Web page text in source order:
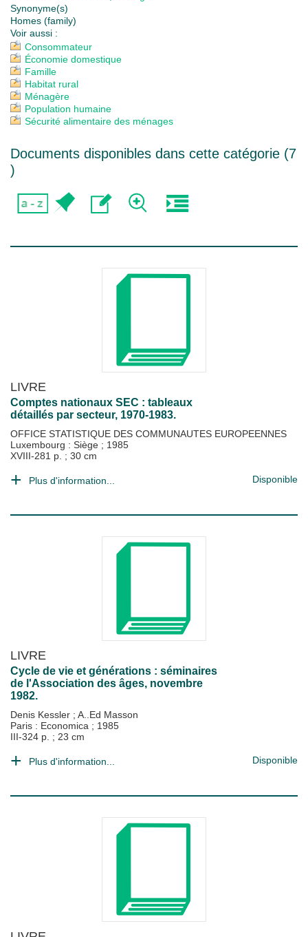
Synonyme(s)
Homes (family)
Voir aussi :
Consommateur
Économie domestique
Famille
Habitat rural
Ménagère
Population humaine
Sécurité alimentaire des ménages
Documents disponibles dans cette catégorie (7
)
LIVRE
Comptes nationaux SEC : tableaux
détaillés par secteur, 1970-1983.
OFFICE STATISTIQUE DES COMMUNAUTES EUROPEENNES
Luxembourg : Siège ; 1985
XVIII-281 p. ; 30 cm
Plus d'information... Disponible
LIVRE
Cycle de vie et générations : séminaires
de l'Association des âges, novembre
1982.
Denis Kessler ; A..Ed Masson
Paris : Economica ; 1985
III-324 p. ; 23 cm
Plus d'information... Disponible